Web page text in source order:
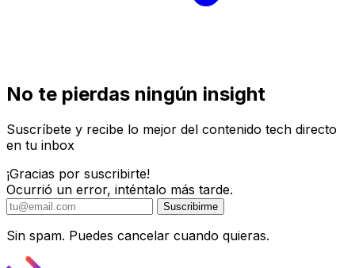
No te pierdas ningún insight
Suscríbete y recibe lo mejor del contenido tech directo
en tu inbox
¡Gracias por suscribirte!
Ocurrió un error, inténtalo más tarde.
Suscribirme
Sin spam. Puedes cancelar cuando quieras.